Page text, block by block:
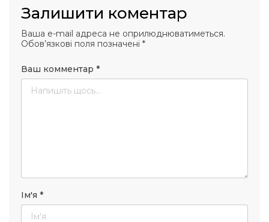
Залишити коментар
Ваша e-mail адреса не оприлюднюватиметься.
Обов’язкові поля позначені *
Ваш комментар *
Ім'я *